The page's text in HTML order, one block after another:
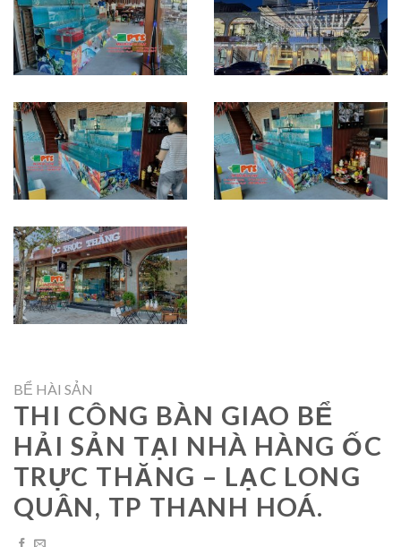
BỂ HÀI SẢN
THI CÔNG BÀN GIAO BỂ
HẢI SẢN TẠI NHÀ HÀNG ỐC
TRỰC THĂNG – LẠC LONG
QUÂN, TP THANH HOÁ.